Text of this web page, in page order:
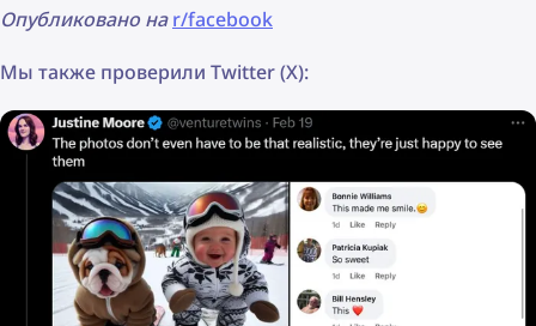
Опубликовано наr/facebook
Мы также проверили Twitter (X):